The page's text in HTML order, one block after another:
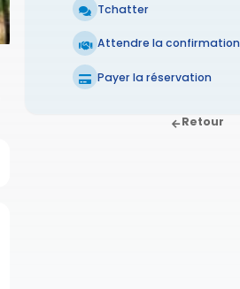
Tchatter
Attendre la confirmation
Payer la réservation
Retour